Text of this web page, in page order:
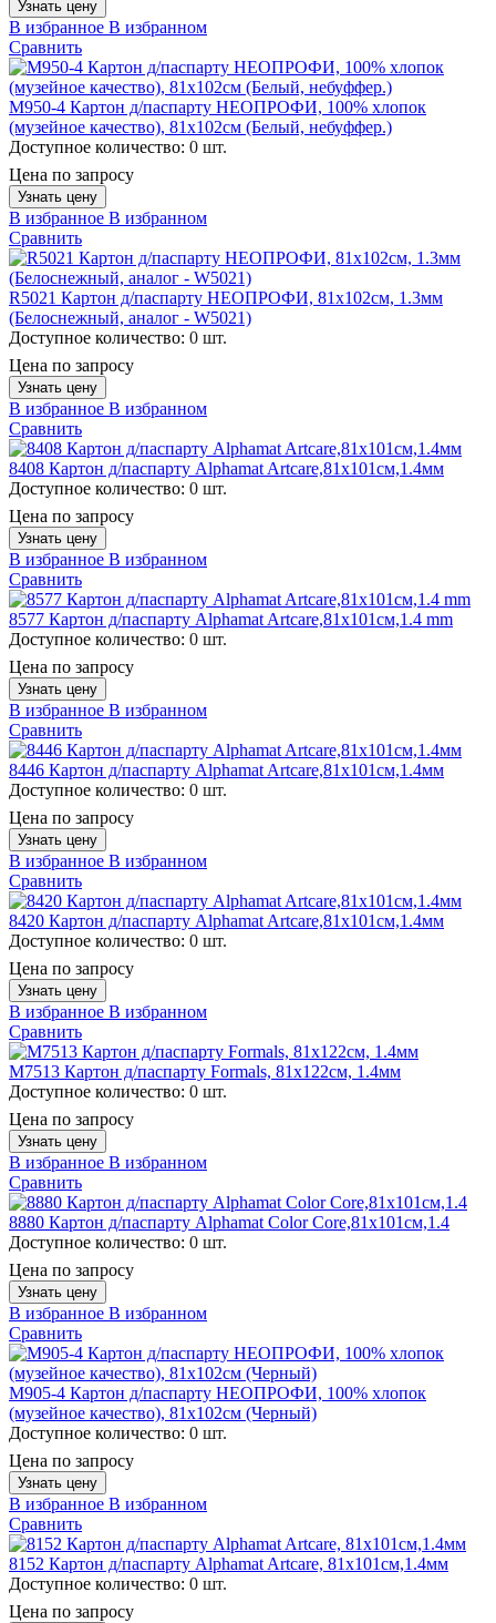
Узнать цену
В избранное В избранном
Сравнить
M950-4 Картон д/паспарту НЕОПРОФИ, 100% хлопок
(музейное качество), 81х102см (Белый, небуффер.)
Доступное количество: 0 шт.
Цена по запросу
Узнать цену
В избранное В избранном
Сравнить
R5021 Картон д/паспарту НЕОПРОФИ, 81x102см, 1.3мм
(Белоснежный, аналог - W5021)
Доступное количество: 0 шт.
Цена по запросу
Узнать цену
В избранное В избранном
Сравнить
8408 Картон д/паспарту Alphamat Artcare,81х101см,1.4мм
Доступное количество: 0 шт.
Цена по запросу
Узнать цену
В избранное В избранном
Сравнить
8577 Картон д/паспарту Alphamat Artcare,81х101см,1.4 mm
Доступное количество: 0 шт.
Цена по запросу
Узнать цену
В избранное В избранном
Сравнить
8446 Картон д/паспарту Alphamat Artcare,81х101см,1.4мм
Доступное количество: 0 шт.
Цена по запросу
Узнать цену
В избранное В избранном
Сравнить
8420 Картон д/паспарту Alphamat Artcare,81х101см,1.4мм
Доступное количество: 0 шт.
Цена по запросу
Узнать цену
В избранное В избранном
Сравнить
M7513 Картон д/паспарту Formals, 81x122см, 1.4мм
Доступное количество: 0 шт.
Цена по запросу
Узнать цену
В избранное В избранном
Сравнить
8880 Картон д/паспарту Alphamat Color Core,81х101см,1.4
Доступное количество: 0 шт.
Цена по запросу
Узнать цену
В избранное В избранном
Сравнить
M905-4 Картон д/паспарту НЕОПРОФИ, 100% хлопок
(музейное качество), 81х102см (Черный)
Доступное количество: 0 шт.
Цена по запросу
Узнать цену
В избранное В избранном
Сравнить
8152 Картон д/паспарту Alphamat Artcare, 81х101см,1.4мм
Доступное количество: 0 шт.
Цена по запросу